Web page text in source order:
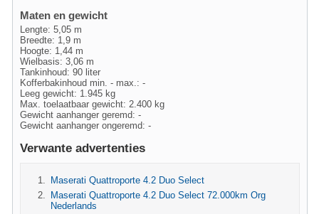
Maten en gewicht
Lengte: 5,05 m
Breedte: 1,9 m
Hoogte: 1,44 m
Wielbasis: 3,06 m
Tankinhoud: 90 liter
Kofferbakinhoud min. - max.: -
Leeg gewicht: 1.945 kg
Max. toelaatbaar gewicht: 2.400 kg
Gewicht aanhanger geremd: -
Gewicht aanhanger ongeremd: -
Verwante advertenties
Maserati Quattroporte 4.2 Duo Select
Maserati Quattroporte 4.2 Duo Select 72.000km Org
Nederlands